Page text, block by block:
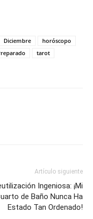
Diciembre
horóscopo
tarot
Artículo siguiente
Ingeniosa: ¡Mi
de Baño Nunca Ha
Estado Tan Ordenado!